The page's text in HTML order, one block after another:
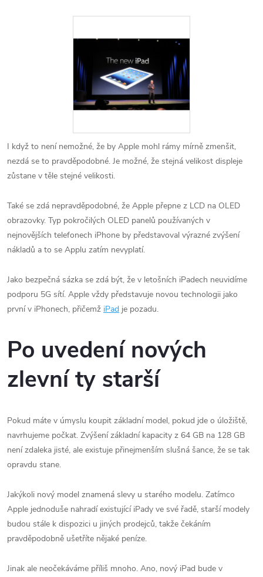
I když to není nemožné, že by Apple mohl rámy mírně zmenšit,
nezdá se to pravděpodobné. Je možné, že stejná velikost displeje
zůstane v těle stejné velikosti.
Také se zdá nepravděpodobné, že Apple přepne z LCD na OLED
obrazovky. Typ pokročilých OLED panelů používaných v
nejnovějších telefonech iPhone by představoval výrazné zvýšení
nákladů a to se Applu zatím nevyplatí.
Jako bezpečná sázka se zdá být, že v letošních iPadech neuvidíme
podporu 5G sítí. Apple vždy představuje novou technologii jako
první v iPhonech, přičemž iPad je pozadu.
Po uvedení nových
zlevní ty starší
Pokud máte v úmyslu koupit základní model, pokud jde o úložiště,
navrhujeme počkat. Zvýšení základní kapacity z 64 GB na 128 GB
není zdaleka jisté, ale existuje přinejmenším slušná šance, že se tak
opravdu stane.
Jakýkoli nový model znamená slevy u starého modelu. Zatímco
Apple jednoduše nahradí existující iPady ve své řadě, starší modely
budou stále k dispozici u jiných prodejců, takže čekáním
pravděpodobně ušetříte nějaké peníze.
Jinak ale neočekáváme příliš mnoho. Ano, nový iPad bude v